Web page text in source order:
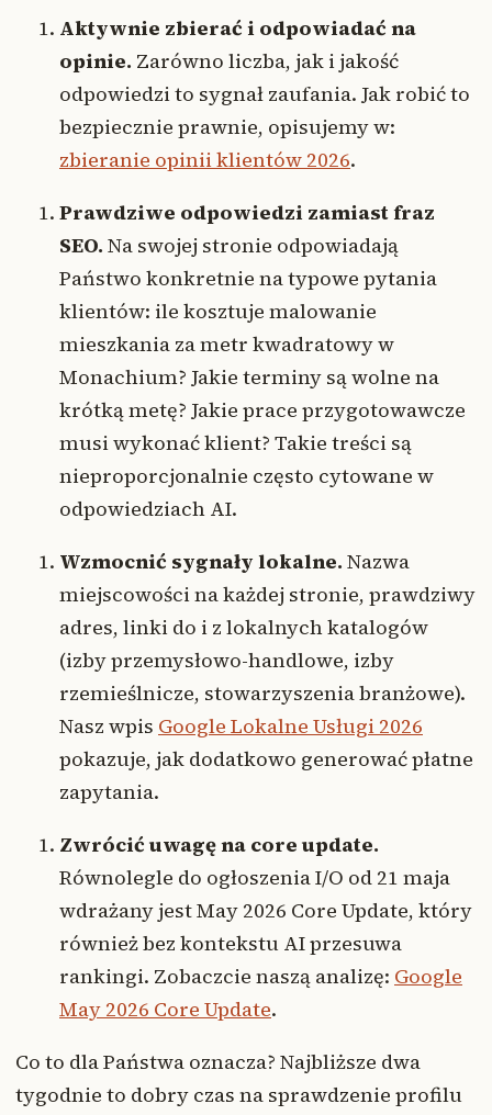
Aktywnie zbierać i odpowiadać na
opinie. Zarówno liczba, jak i jakość
odpowiedzi to sygnał zaufania. Jak robić to
bezpiecznie prawnie, opisujemy w:
zbieranie opinii klientów 2026.
Prawdziwe odpowiedzi zamiast fraz
SEO. Na swojej stronie odpowiadają
Państwo konkretnie na typowe pytania
klientów: ile kosztuje malowanie
mieszkania za metr kwadratowy w
Monachium? Jakie terminy są wolne na
krótką metę? Jakie prace przygotowawcze
musi wykonać klient? Takie treści są
nieproporcjonalnie często cytowane w
odpowiedziach AI.
Wzmocnić sygnały lokalne. Nazwa
miejscowości na każdej stronie, prawdziwy
adres, linki do i z lokalnych katalogów
(izby przemysłowo-handlowe, izby
rzemieślnicze, stowarzyszenia branżowe).
Nasz wpis Google Lokalne Usługi 2026
pokazuje, jak dodatkowo generować płatne
zapytania.
Zwrócić uwagę na core update.
Równolegle do ogłoszenia I/O od 21 maja
wdrażany jest May 2026 Core Update, który
również bez kontekstu AI przesuwa
rankingi. Zobaczcie naszą analizę: Google
May 2026 Core Update.
Co to dla Państwa oznacza? Najbliższe dwa
tygodnie to dobry czas na sprawdzenie profilu